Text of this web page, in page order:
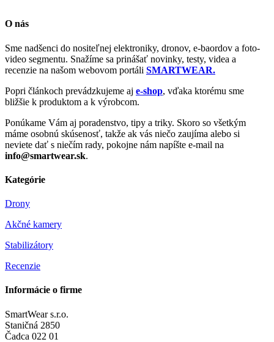
O nás
Sme nadšenci do nositeľnej elektroniky, dronov, e-baordov a foto-
video segmentu. Snažíme sa prinášať novinky, testy, videa a
recenzie na našom webovom portáli SMARTWEAR.
Popri článkoch prevádzkujeme aj e-shop, vďaka ktorému sme
bližšie k produktom a k výrobcom.
Ponúkame Vám aj poradenstvo, tipy a triky. Skoro so všetkým
máme osobnú skúsenosť, takže ak vás niečo zaujíma alebo si
neviete dať s niečím rady, pokojne nám napíšte e-mail na
info@smartwear.sk.
Kategórie
Drony
Akčné kamery
Stabilizátory
Recenzie
Informácie o firme
SmartWear s.r.o.
Staničná 2850
Čadca 022 01